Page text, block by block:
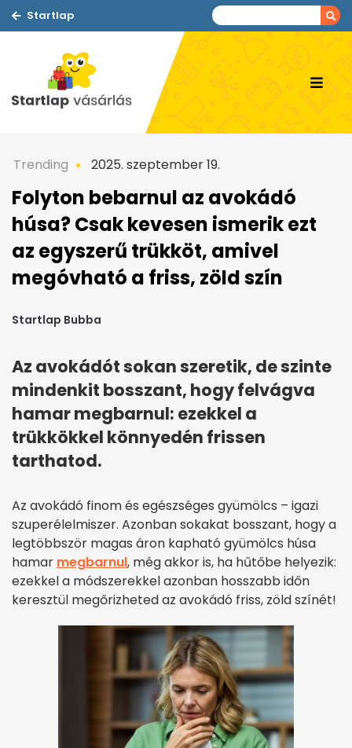
Startlap
Trending 2025. szeptember 19.
Folyton bebarnul az avokádó
húsa? Csak kevesen ismerik ezt
az egyszerű trükköt, amivel
megóvható a friss, zöld szín
Startlap Bubba
Az avokádót sokan szeretik, de szinte
mindenkit bosszant, hogy felvágva
hamar megbarnul: ezekkel a
trükkökkel könnyedén frissen
tarthatod.
Az avokádó finom és egészséges gyümölcs – igazi
szuperélelmiszer. Azonban sokakat bosszant, hogy a
legtöbbször magas áron kapható gyümölcs húsa
hamar megbarnul, még akkor is, ha hűtőbe helyezik:
ezekkel a módszerekkel azonban hosszabb időn
keresztül megőrizheted az avokádó friss, zöld színét!